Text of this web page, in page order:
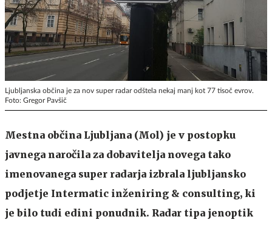
Ljubljanska občina je za nov super radar odštela nekaj manj kot 77 tisoč evrov.
Foto: Gregor Pavšič
Mestna občina Ljubljana (Mol) je v postopku
javnega naročila za dobavitelja novega tako
imenovanega super radarja izbrala ljubljansko
podjetje Intermatic inženiring & consulting, ki
je bilo tudi edini ponudnik. Radar tipa jenoptik